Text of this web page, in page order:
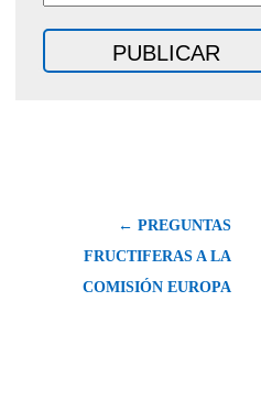
← PREGUNTAS
FRUCTIFERAS A LA
COMISIÓN EUROPA